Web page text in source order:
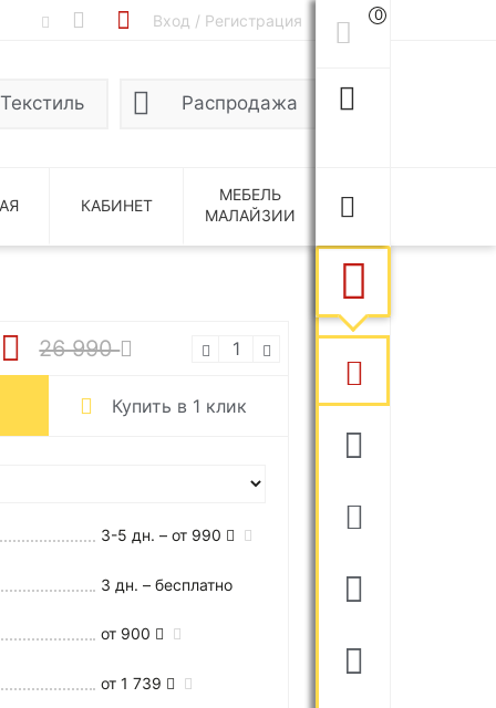
Вход / Регистрация 0
Текстиль Распродажа
КАБИНЕТ
МЕБЕЛЬ
МАЛАЙЗИИ
26 990
Купить в 1 клик
3-5 дн. – от 990
3 дн. – бесплатно
от 900
от 1 739